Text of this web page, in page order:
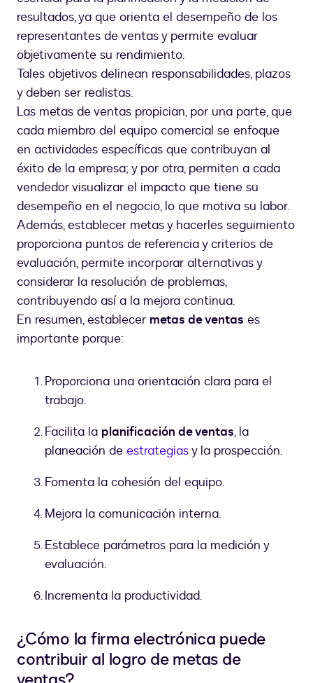
resultados, ya que orienta el desempeño de los
representantes de ventas y permite evaluar
objetivamente su rendimiento.
Tales objetivos delinean responsabilidades, plazos
y deben ser realistas.
Las metas de ventas propician, por una parte, que
cada miembro del equipo comercial se enfoque
en actividades específicas que contribuyan al
éxito de la empresa; y por otra, permiten a cada
vendedor visualizar el impacto que tiene su
desempeño en el negocio, lo que motiva su labor.
Además, establecer metas y hacerles seguimiento
proporciona puntos de referencia y criterios de
evaluación, permite incorporar alternativas y
considerar la resolución de problemas,
contribuyendo así a la mejora continua.
En resumen, establecer metas de ventas es
importante porque:
Proporciona una orientación clara para el
trabajo.
Facilita la planificación de ventas, la
planeación de estrategiasy la prospección.
Fomenta la cohesión del equipo.
Mejora la comunicación interna.
Establece parámetros para la medición y
evaluación.
Incrementa la productividad.
¿Cómo la firma electrónica puede
contribuir al logro de metas de